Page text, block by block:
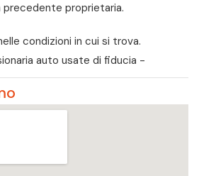
proprietaria.
condizioni in cui si trova.
auto usate di fiducia -